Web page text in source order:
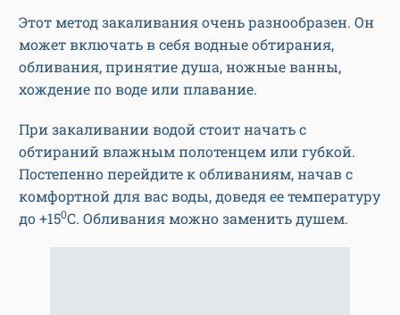
Этот метод закаливания очень разнообразен. Он
может включать в себя водные обтирания,
обливания, принятие душа, ножные ванны,
хождение по воде или плавание.
При закаливании водой стоит начать с
обтираний влажным полотенцем или губкой.
Постепенно перейдите к обливаниям, начав с
комфортной для вас воды, доведя ее температуру
до +150С. Обливания можно заменить душем.